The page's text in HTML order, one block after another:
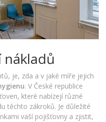
nákladů
je, zda a v jaké míře jejich
. V České republice
které nabízejí různé
těchto zákroků. Je důležité
vaší pojišťovny a zjistit,